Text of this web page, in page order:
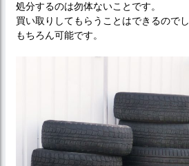
処分するのは勿体ないことです。
買い取りしてもらうことはできるのでし
もちろん可能です。